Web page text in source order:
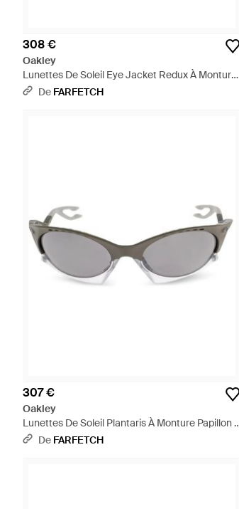
308 €
Oakley
Lunettes De Soleil Eye Jacket Redux À Monture
Ovale - Jaune
De FARFETCH
307 €
Oakley
Lunettes De Soleil Plantaris À Monture Papillon -
Métallisé
De FARFETCH